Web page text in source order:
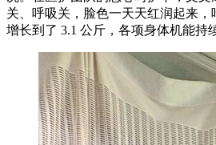
关、呼吸关，脸色一天天红润起来
增长到了 3.1 公斤，各项身体机能持